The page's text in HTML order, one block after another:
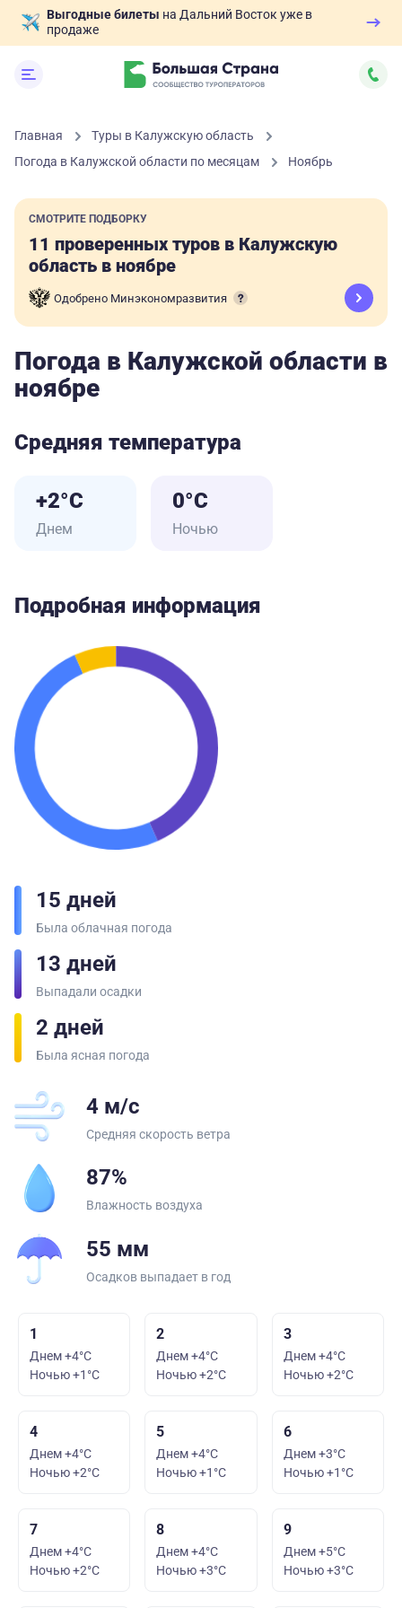
Выгодные билеты на Дальний Восток уже в
продаже
Главная
Туры в Калужскую область
Погода в Калужской области по месяцам
Ноябрь
Погода в Калужской области в
ноябре
Средняя температура
+2°C
Днем
0°C
Ночью
СМОТРИТЕ ПОДБОРКУ
11 проверенных туров в Калужскую
область в ноябре
Одобрено Минэкономразвития
Подробная информация
15 дней
Была облачная погода
13 дней
Выпадали осадки
2 дней
Была ясная погода
4 м/с
Средняя скорость ветра
87%
Влажность воздуха
55 мм
Осадков выпадает в год
1
Днем +4°C
Ночью +1°C
2
Днем +4°C
Ночью +2°C
3
Днем +4°C
Ночью +2°C
4
Днем +4°C
Ночью +2°C
5
Днем +4°C
Ночью +1°C
6
Днем +3°C
Ночью +1°C
7
Днем +4°C
Ночью +2°C
8
Днем +4°C
Ночью +3°C
9
Днем +5°C
Ночью +3°C